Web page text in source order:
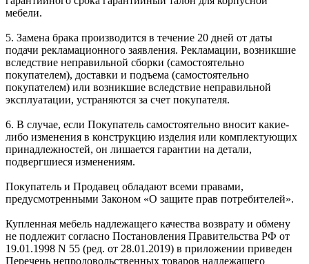
мебели.
5. Замена брака производится в течение 20 дней от даты
подачи рекламационного заявления. Рекламации, возникшие
вследствие неправильной сборки (самостоятельно
покупателем), доставки и подъема (самостоятельно
покупателем) или возникшие вследствие неправильной
эксплуатации, устраняются за счет покупателя.
6. В случае, если Покупатель самостоятельно вносит какие-
либо изменения в конструкцию изделия или комплектующих
принадлежностей, он лишается гарантии на детали,
подвергшиеся изменениям.
Покупатель и Продавец обладают всеми правами,
предусмотренными Законом «О защите прав потребителей».
Купленная мебель надлежащего качества возврату и обмену
не подлежит согласно Постановления Правительства РФ от
19.01.1998 N 55 (ред. от 28.01.2019) в приложении приведен
Перечень непродовольственных товаров надлежащего